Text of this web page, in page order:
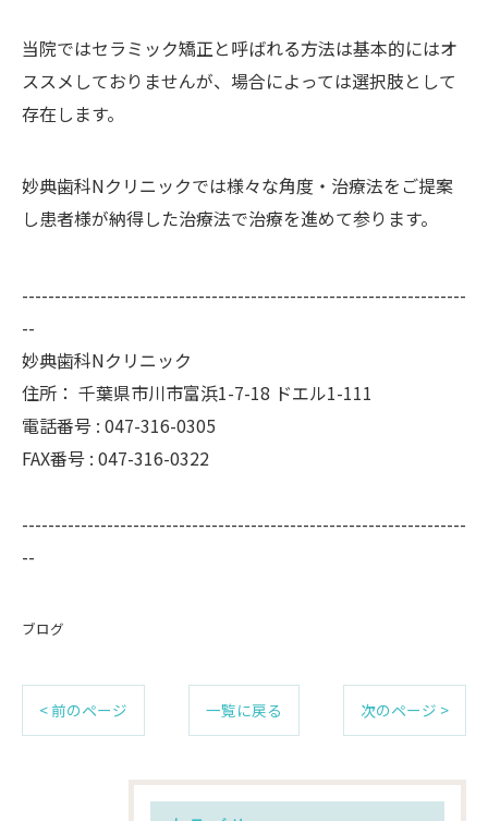
当院ではセラミック矯正と呼ばれる方法は基本的にはオ
ススメしておりませんが、場合によっては選択肢として
存在します。
妙典歯科Nクリニックでは様々な角度・治療法をご提案
し患者様が納得した治療法で治療を進めて参ります。
--------------------------------------------------------------------
--
妙典歯科Nクリニック
住所： 千葉県市川市富浜1-7-18 ドエル1-111
電話番号 : 047-316-0305
FAX番号 : 047-316-0322
--------------------------------------------------------------------
--
ブログ
< 前のページ 一覧に戻る 次のページ >